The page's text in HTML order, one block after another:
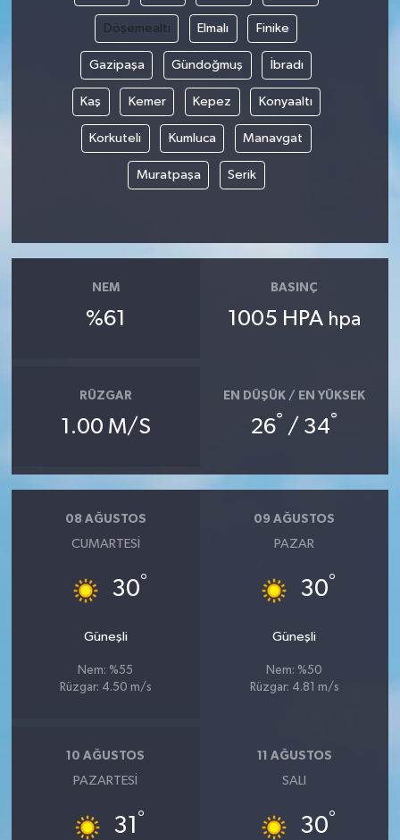
Döşemealtı Elmalı Finike
Gazipaşa Gündoğmuş İbradı
Kaş Kemer Kepez Konyaaltı
Korkuteli Kumluca Manavgat
Muratpaşa Serik
NEM
%61
BASINÇ
1005 HPA hpa
RÜZGAR
1.00 M/S
EN DÜŞÜK / EN YÜKSEK
26° / 34°
08 AĞUSTOS
CUMARTESI
30°
Güneşli
Nem: %55
Rüzgar: 4.50 m/s
09 AĞUSTOS
PAZAR
30°
Güneşli
Nem: %50
Rüzgar: 4.81 m/s
10 AĞUSTOS
PAZARTESI
31 °
11 AĞUSTOS
SALI
30°
Ekonomi
Genel
Gökçebey
GÜNDEM
Kilimli
Kültür - Sanat
Resmi İlan
Sağlık
Spor
Yaşam